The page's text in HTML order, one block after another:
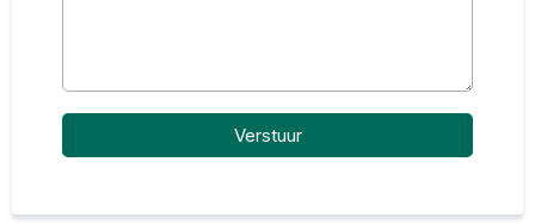
Verstuur